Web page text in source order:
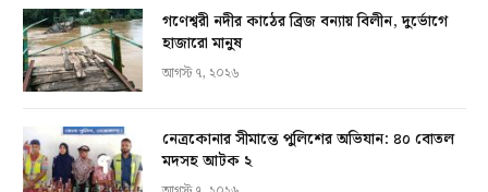
গণেশ্বরী নদীর কাঠের ব্রিজ বন্যায় বিলীন, দুর্ভোগে
হাজারো মানুষ
আগস্ট ৭, ২০২৬
নেত্রকোনার সীমান্তে পুলিশের অভিযান: ৪০ বোতল
মদসহ আটক ২